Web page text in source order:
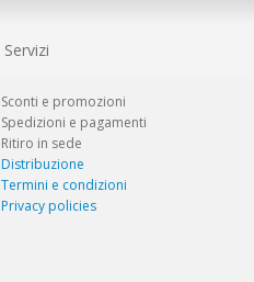
Servizi
Sconti e promozioni
Spedizioni e pagamenti
Ritiro in sede
Distribuzione
Termini e condizioni
Privacy policies